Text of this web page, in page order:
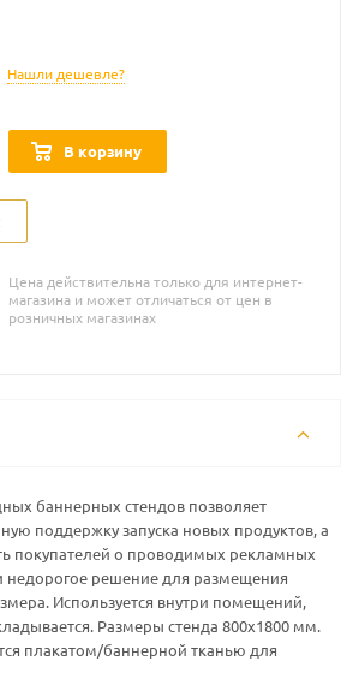
Нашли дешевле?
В корзину
Цена действительна только для интернет-
магазина и может отличаться от цен в
розничных магазинах
баннерных стендов позволяет
поддержку запуска новых продуктов, а
покупателей о проводимых рекламных
недорогое решение для размещения
Используется внутри помещений,
Размеры стенда 800х1800 мм.
плакатом/баннерной тканью для